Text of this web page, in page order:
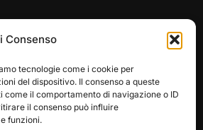
Consenso
tecnologie come i cookie per
del dispositivo. Il consenso a queste
il comportamento di navigazione o ID
il consenso può influire
funzioni.